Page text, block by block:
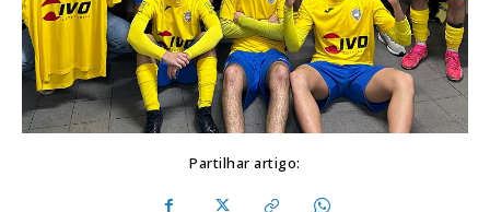
Partilhar artigo: